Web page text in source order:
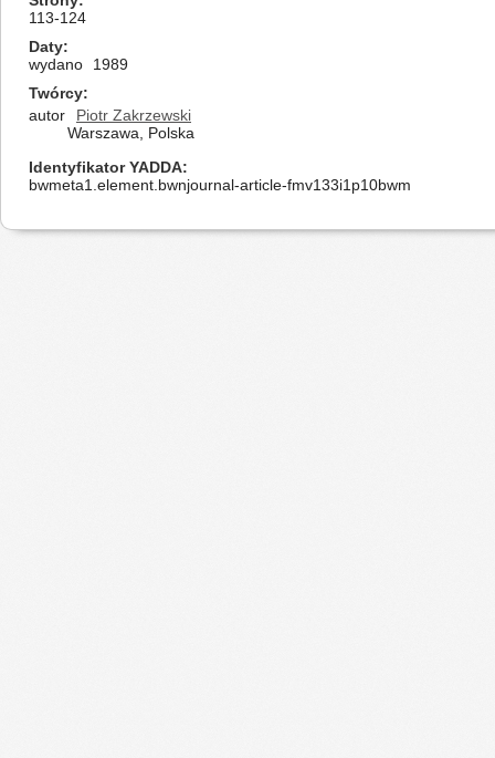
113-124
Daty
wydano
1989
Twórcy
autor
Piotr Zakrzewski
Warszawa, Polska
Identyfikator YADDA
bwmeta1.element.bwnjournal-article-fmv133i1p10bwm